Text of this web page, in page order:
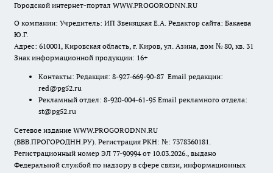
Городской интернет-портал WWW.PROGORODNN.RU
О компании: Учредитель: ИП Звеняцкая Е.А. Редактор сайта: Бакаева
Ю.Г.
Адрес: 610001, Кировская область, г. Киров, ул. Азина, дом № 80, кв. 31
Знак информационной продукции: 16+
Контакты: Редакция: 8-927-669-90-87 Email редакции:
red@pg52.ru
Рекламный отдел: 8-920-004-61-95 Email рекламного отдела:
st@pg52.ru
Сетевое издание WWW.PROGORODNN.RU
(ВВВ.ПРОГОРОДНН.РУ). Регистрация РКН: №: 7378360181.
Регистрационный номер ЭЛ 77-90994 от 10.03.2026., выдано
Федеральной службой по надзору в сфере связи, информационных